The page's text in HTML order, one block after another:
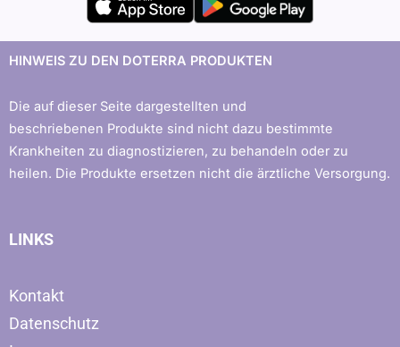
HINWEIS ZU DEN DOTERRA PRODUKTEN
Die auf dieser Seite dargestellten und
beschriebenen Produkte sind nicht dazu bestimmte
Krankheiten zu diagnostizieren, zu behandeln oder zu
heilen. Die Produkte ersetzen nicht die ärztliche Versorgung.
LINKS
Kontakt
Datenschutz